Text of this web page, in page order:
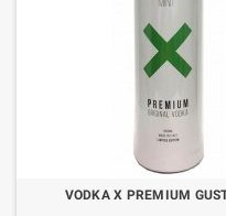
VODKA X PREMIUM